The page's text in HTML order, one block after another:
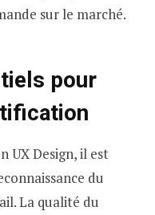
sur le marché.
pour
UX Design, il est
du
La qualité du